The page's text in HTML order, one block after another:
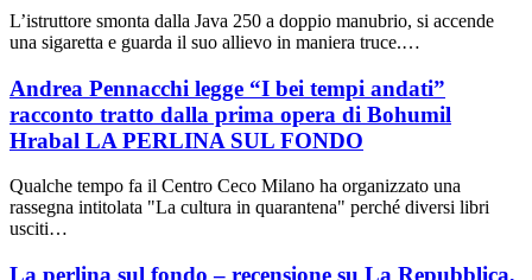
L’istruttore smonta dalla Java 250 a doppio manubrio, si accende
una sigaretta e guarda il suo allievo in maniera truce.…
Andrea Pennacchi legge “I bei tempi andati”
racconto tratto dalla prima opera di Bohumil
Hrabal LA PERLINA SUL FONDO
Qualche tempo fa il Centro Ceco Milano ha organizzato una
rassegna intitolata "La cultura in quarantena" perché diversi libri
usciti…
La perlina sul fondo – recensione su La Repubblica,